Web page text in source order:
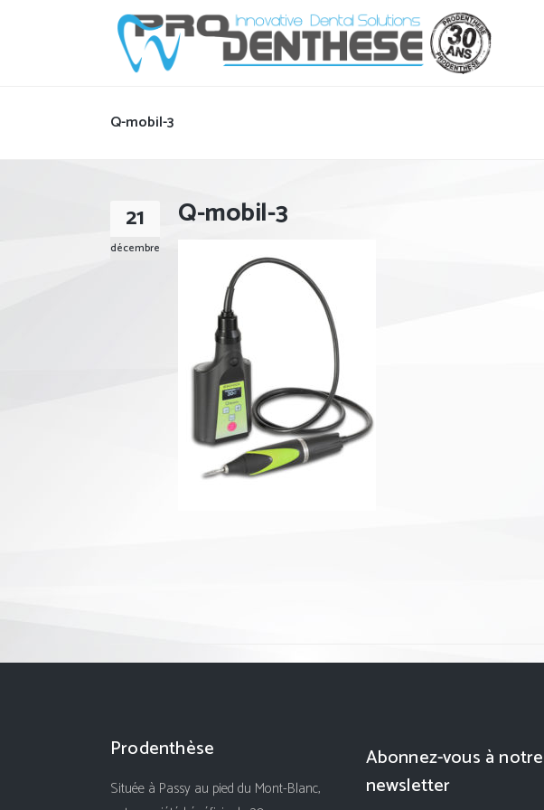
Q-mobil-3
21
décembre
Q-mobil-3
Prodenthèse
Située à Passy au pied du Mont-Blanc,
Abonnez-vous à notre
newsletter